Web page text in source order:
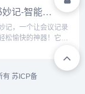
平台超多，包括
、Douyin、B站、
、Twitter、
等。我试过很...
飞书妙记-智能会议记录与音频转文字协作工具
妙记，一个让会议记录
松愉快的神器！它专
录音转成文字，自动识
会人员，生成结构化的
要。我试过很多会议
具，飞书妙记的准确
有 苏ICP备